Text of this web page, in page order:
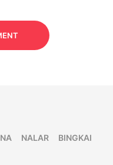
NALAR
BINGKAI